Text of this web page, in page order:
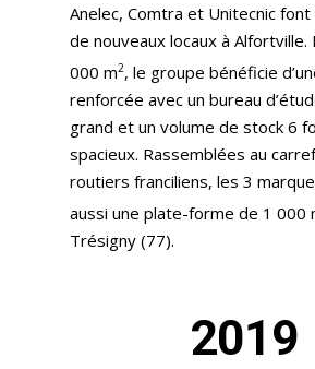
Anelec, Comtra et Unitecnic font
de nouveaux locaux à Alfortville.
000 m2, le groupe bénéficie
renforcée avec un bureau
grand et un volume de stock 6
spacieux. Rassemblées au
routiers franciliens, les 3
aussi une plate-forme de 1 000
Trésigny (77).
2019